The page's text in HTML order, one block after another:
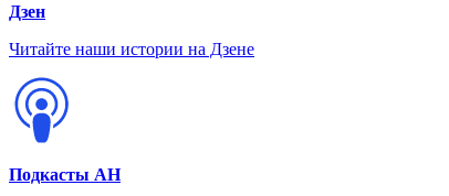
Дзен
Читайте наши истории на Дзене
Подкасты АН